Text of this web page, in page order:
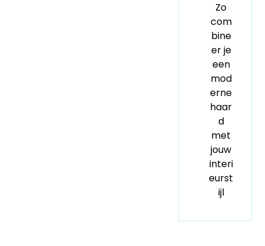
Zo
com
bine
er je
een
mod
erne
haar
d
met
jouw
interi
eurst
ijl